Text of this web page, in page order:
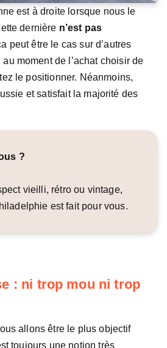
est à droite lorsque nous le
dernière n’est pas
peut être le cas sur d’autres
moment de l’achat choisir de
le positionner. Néanmoins,
et satisfait la majorité des
?
vieilli, rétro ou vintage,
est fait pour vous.
: ni trop mou ni trop
allons être le plus objectif
toujours une notion très